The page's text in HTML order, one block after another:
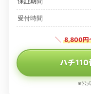
受付時間
＼ 8,800円
ハチ110
※公